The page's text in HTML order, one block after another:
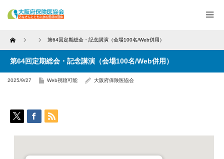
Home 第64回定期総会・記念講演（会場100名/Web併用）
第64回定期総会・記念講演（会場100名/Web併用）
2025/9/27 Web視聴可能 大阪府保険医協会